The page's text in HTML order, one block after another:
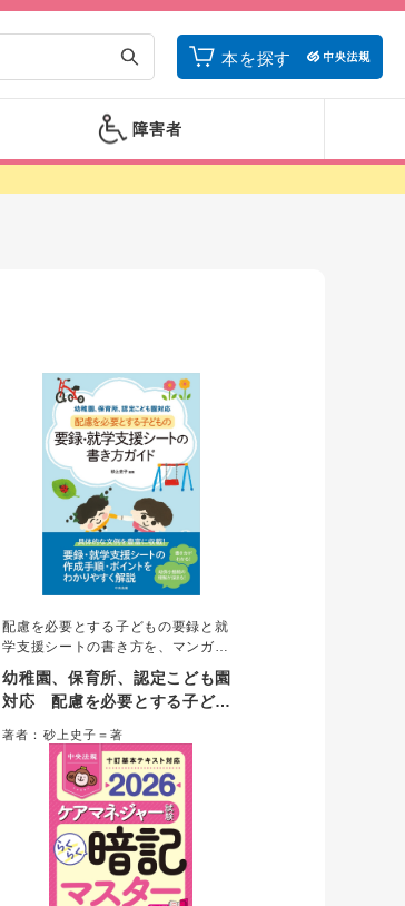
本を探す
障害者
配慮を必要とする子どもの要録と就
学支援シートの書き方を、マンガや
Ｑ＆Ａを交えてわかりやすく解説。
実際の園や小学校での活用事例も取
り上げ、要録・就学支援シートに関
する疑問は最初から最後までこれ一
冊で完結することができる。
幼稚園、保育所、認定こども園
対応 配慮を必要とする子ども
方ガイド
著者：砂上史子＝著